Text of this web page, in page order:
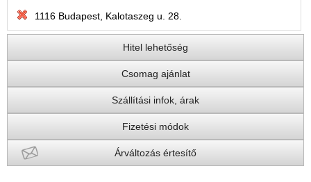
1116 Budapest, Kalotaszeg u. 28.
Hitel lehetőség
Csomag ajánlat
Szállítási infok, árak
Fizetési módok
Árváltozás értesítő